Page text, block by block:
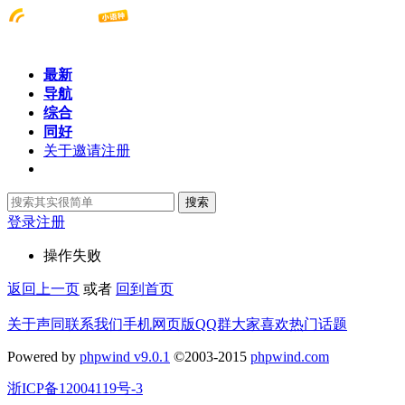
最新
导航
综合
同好
关于邀请注册
搜索
登录注册
操作失败
返回上一页 或者 回到首页
关于声同联系我们手机网页版QQ群大家喜欢热门话题
Powered by phpwind v9.0.1 ©2003-2015 phpwind.com
浙ICP备12004119号-3